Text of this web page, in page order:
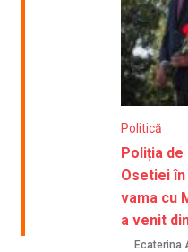
Politică
Poliția
Osetiei
vama cu
a venit
Ecaterina